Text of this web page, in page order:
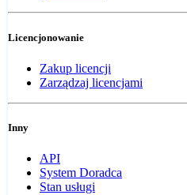
Licencjonowanie
Zakup licencji
Zarządzaj licencjami
Inny
API
System Doradca
Stan usługi